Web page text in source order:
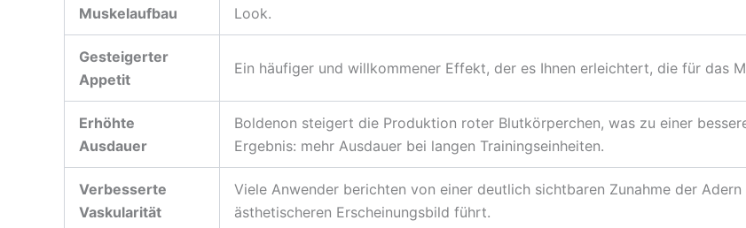
Muskelaufbau
Look.
Gesteigerter
Appetit
Ein häufiger und willkommener Effekt, der es Ihnen erleichtert, die für das
Erhöhte
Ausdauer
Boldenon steigert die Produktion roter Blutkörperchen, was zu einer
Ergebnis: mehr Ausdauer bei langen Trainingseinheiten.
Verbesserte
Vaskularität
Viele Anwender berichten von einer deutlich sichtbaren Zunahme der
ästhetischeren Erscheinungsbild führt.